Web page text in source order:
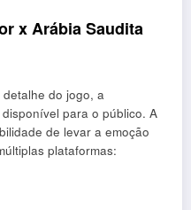
x Arábia Saudita
do jogo, a
para o público. A
de levar a emoção
plataformas: